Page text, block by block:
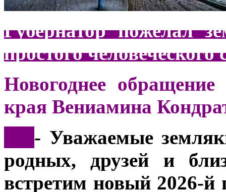
Губернатор пожелал
простого человеческого
Новогоднее обращение
края Вениамина
- Уважаемые
родных, друзей и
встретим новый 2026-й